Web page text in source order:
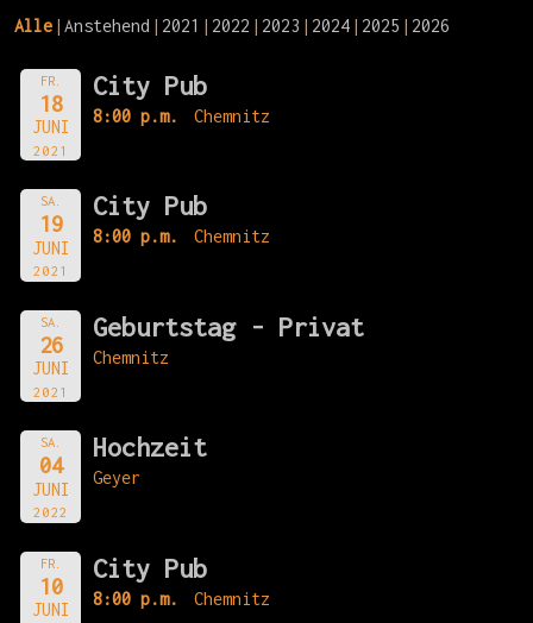
Alle Anstehend 2021 2022 2023 2024 2025 2026
FR.
18
JUNI
2021
City Pub
8:00 p.m. Chemnitz
SA.
19
JUNI
2021
City Pub
8:00 p.m. Chemnitz
SA.
26
JUNI
2021
Geburtstag - Privat
Chemnitz
SA.
04
JUNI
2022
Hochzeit
Geyer
FR.
10
JUNI
City Pub
8:00 p.m. Chemnitz